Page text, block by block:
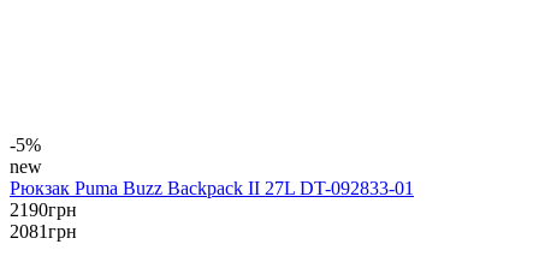
-5%
new
Рюкзак Puma Buzz Backpack II 27L DT-092833-01
2190грн
2081грн